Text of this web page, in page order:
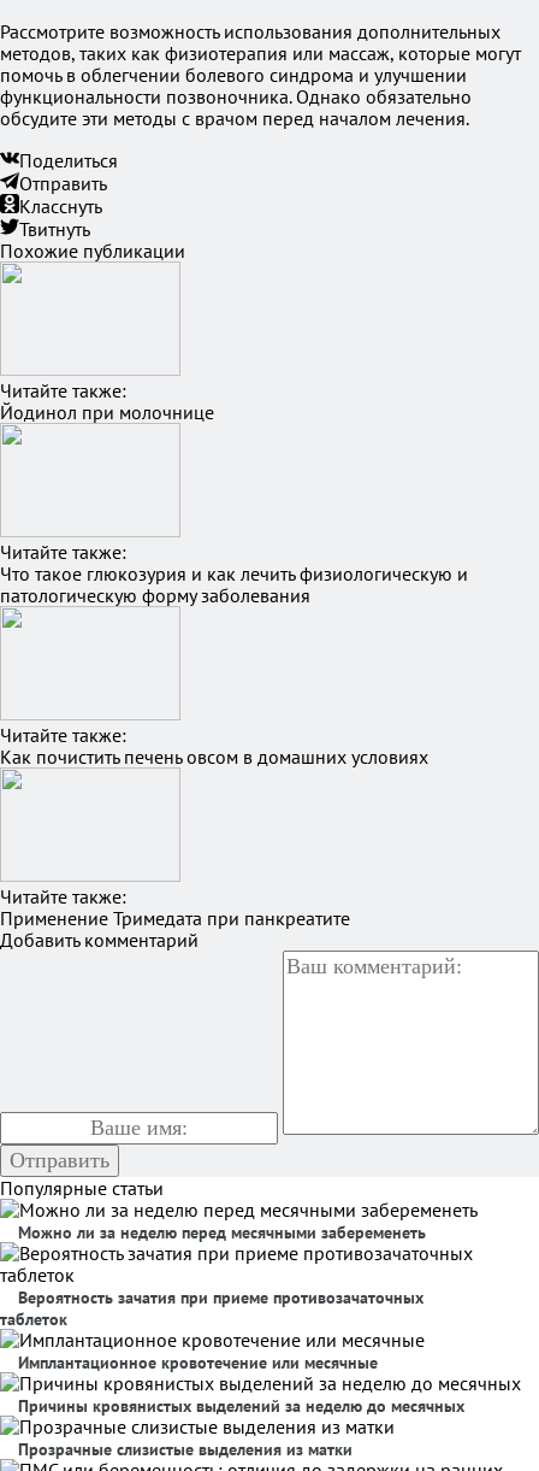
Рассмотрите возможность использования дополнительных
методов, таких как физиотерапия или массаж, которые могут
помочь в облегчении болевого синдрома и улучшении
функциональности позвоночника. Однако обязательно
обсудите эти методы с врачом перед началом лечения.
Поделиться
Отправить
Класснуть
Твитнуть
Похожие публикации
Читайте также:
Йодинол при молочнице
Читайте также:
Что такое глюкозурия и как лечить физиологическую и
патологическую форму заболевания
Читайте также:
Как почистить печень овсом в домашних условиях
Читайте также:
Применение Тримедата при панкреатите
Добавить комментарий
Популярные статьи
Можно ли за неделю перед месячными забеременеть
Вероятность зачатия при приеме противозачаточных
таблеток
Имплантационное кровотечение или месячные
Причины кровянистых выделений за неделю до месячных
Прозрачные слизистые выделения из матки